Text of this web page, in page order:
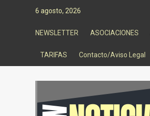
6 agosto, 2026
NEWSLETTER ASOCIACIONES
TARIFAS Contacto/Aviso Legal